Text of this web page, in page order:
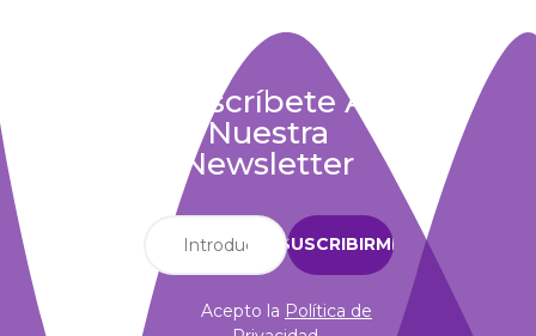
Suscríbete A
Nuestra
Newsletter
Acepto la Política de